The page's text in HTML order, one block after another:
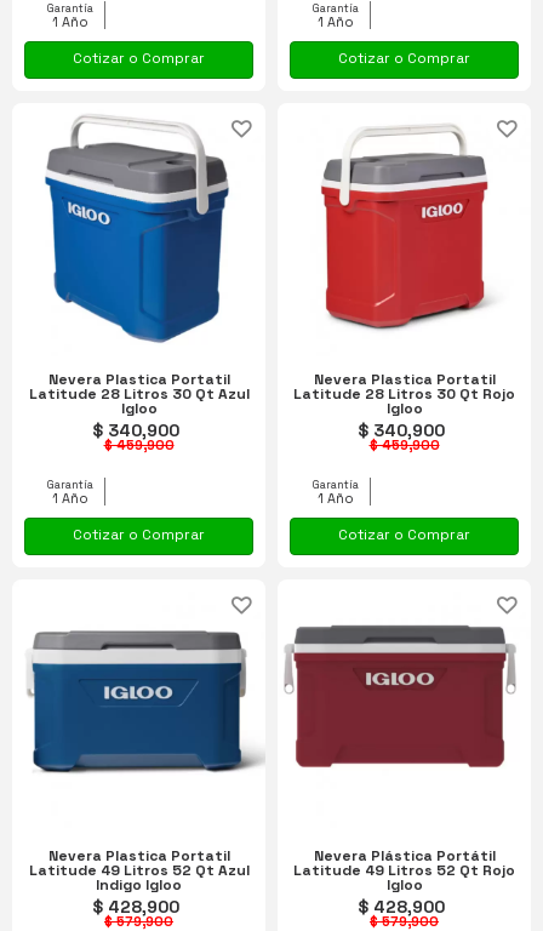
Garantía
1 Año
Cotizar o Comprar
Garantía
1 Año
Cotizar o Comprar
Nevera Plastica Portatil
Latitude 28 Litros 30 Qt Azul
Igloo
$ 340,900
$ 459,900
Garantía
1 Año
Cotizar o Comprar
Nevera Plastica Portatil
Latitude 28 Litros 30 Qt Rojo
Igloo
$ 340,900
$ 459,900
Garantía
1 Año
Cotizar o Comprar
Nevera Plastica Portatil
Latitude 49 Litros 52 Qt Azul
Indigo Igloo
$ 428,900
$ 579,900
Nevera Plástica Portátil
Latitude 49 Litros 52 Qt Rojo
Igloo
$ 428,900
$ 579,900